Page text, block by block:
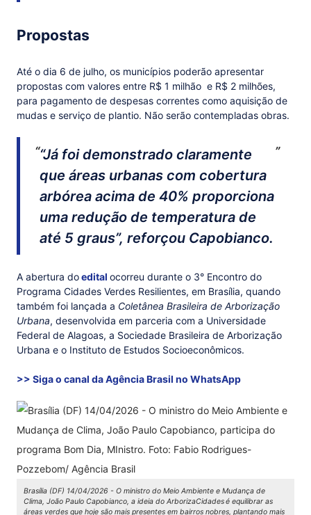
Propostas
Até o dia 6 de julho, os municípios poderão apresentar
propostas com valores entre R$ 1 milhão e R$ 2 milhões,
para pagamento de despesas correntes como aquisição de
mudas e serviço de plantio. Não serão contempladas obras.
“Já foi demonstrado claramente
que áreas urbanas com cobertura
arbórea acima de 40% proporciona
uma redução de temperatura de
até 5 graus”, reforçou Capobianco.
A abertura doedital ocorreu durante o 3° Encontro do
Programa Cidades Verdes Resilientes, em Brasília, quando
também foi lançada a Coletânea Brasileira de Arborização
Urbana, desenvolvida em parceria com a Universidade
Federal de Alagoas, a Sociedade Brasileira de Arborização
Urbana e o Instituto de Estudos Socioeconômicos.
>> Siga o canal da Agência Brasil no WhatsApp
Brasília (DF) 14/04/2026 - O ministro do Meio Ambiente e Mudança de
Clima, João Paulo Capobianco, a ideia do ArborizaCidadesé equilibrar as
áreas verdes que hoje são mais presentes em bairros nobres, plantando mais